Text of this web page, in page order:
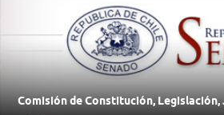
Comisión de Constitución,